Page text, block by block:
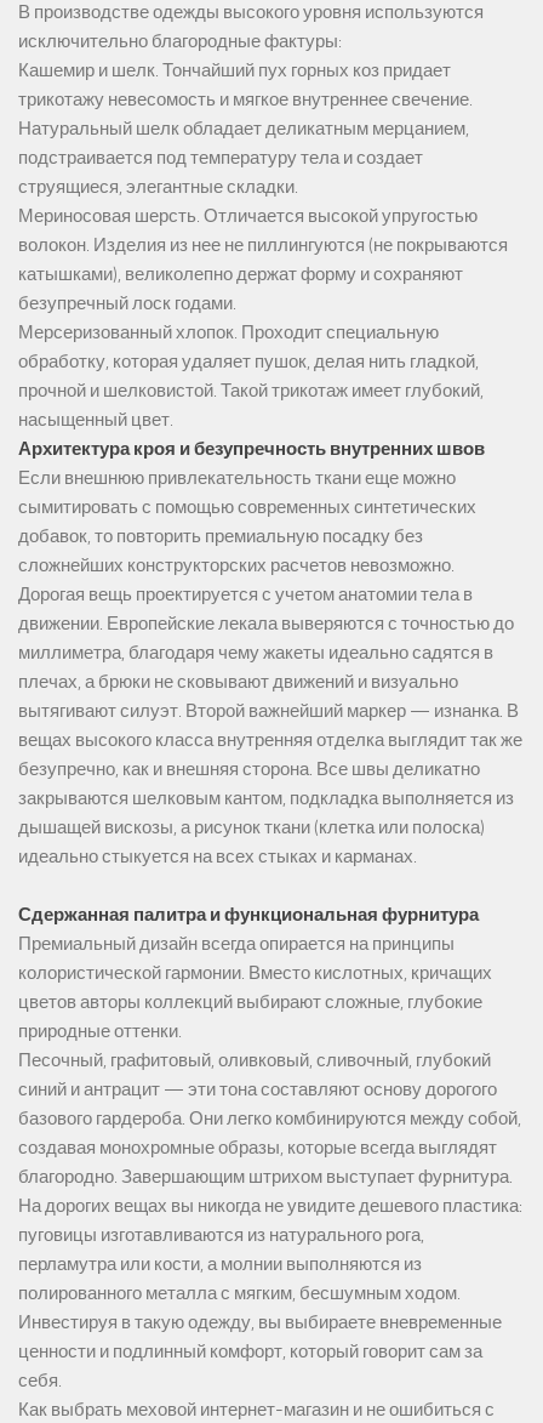
В производстве одежды высокого уровня используются
исключительно благородные фактуры:
Кашемир и шелк. Тончайший пух горных коз придает
трикотажу невесомость и мягкое внутреннее свечение.
Натуральный шелк обладает деликатным мерцанием,
подстраивается под температуру тела и создает
струящиеся, элегантные складки.
Мериносовая шерсть. Отличается высокой упругостью
волокон. Изделия из нее не пиллингуются (не покрываются
катышками), великолепно держат форму и сохраняют
безупречный лоск годами.
Мерсеризованный хлопок. Проходит специальную
обработку, которая удаляет пушок, делая нить гладкой,
прочной и шелковистой. Такой трикотаж имеет глубокий,
насыщенный цвет.
Архитектура кроя и безупречность внутренних швов
Если внешнюю привлекательность ткани еще можно
сымитировать с помощью современных синтетических
добавок, то повторить премиальную посадку без
сложнейших конструкторских расчетов невозможно.
Дорогая вещь проектируется с учетом анатомии тела в
движении. Европейские лекала выверяются с точностью до
миллиметра, благодаря чему жакеты идеально садятся в
плечах, а брюки не сковывают движений и визуально
вытягивают силуэт. Второй важнейший маркер — изнанка. В
вещах высокого класса внутренняя отделка выглядит так же
безупречно, как и внешняя сторона. Все швы деликатно
закрываются шелковым кантом, подкладка выполняется из
дышащей вискозы, а рисунок ткани (клетка или полоска)
идеально стыкуется на всех стыках и карманах.
Сдержанная палитра и функциональная фурнитура
Премиальный дизайн всегда опирается на принципы
колористической гармонии. Вместо кислотных, кричащих
цветов авторы коллекций выбирают сложные, глубокие
природные оттенки.
Песочный, графитовый, оливковый, сливочный, глубокий
синий и антрацит — эти тона составляют основу дорогого
базового гардероба. Они легко комбинируются между собой,
создавая монохромные образы, которые всегда выглядят
благородно. Завершающим штрихом выступает фурнитура.
На дорогих вещах вы никогда не увидите дешевого пластика:
пуговицы изготавливаются из натурального рога,
перламутра или кости, а молнии выполняются из
полированного металла с мягким, бесшумным ходом.
Инвестируя в такую одежду, вы выбираете вневременные
ценности и подлинный комфорт, который говорит сам за
себя.
Как выбрать меховой интернет-магазин и не ошибиться с